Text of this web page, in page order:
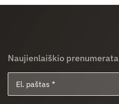
Naujienlaiškio prenumerata